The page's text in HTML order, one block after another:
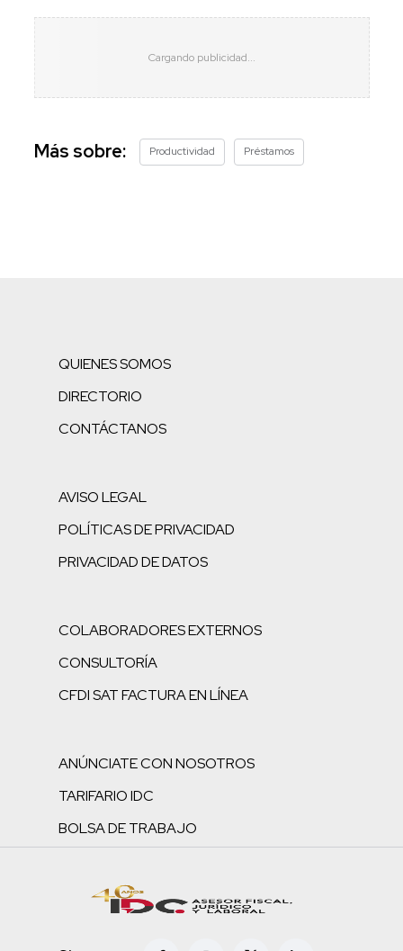
Más sobre: Productividad Préstamos
QUIENES SOMOS
DIRECTORIO
CONTÁCTANOS
AVISO LEGAL
POLÍTICAS DE PRIVACIDAD
PRIVACIDAD DE DATOS
COLABORADORES EXTERNOS
CONSULTORÍA
CFDI SAT FACTURA EN LÍNEA
ANÚNCIATE CON NOSOTROS
TARIFARIO IDC
BOLSA DE TRABAJO